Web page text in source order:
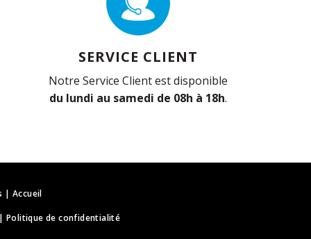
SERVICE CLIENT
Notre Service Client est disponible
du lundi au samedi de 08h à 18h.
|Accueil
Politique de confidentialité